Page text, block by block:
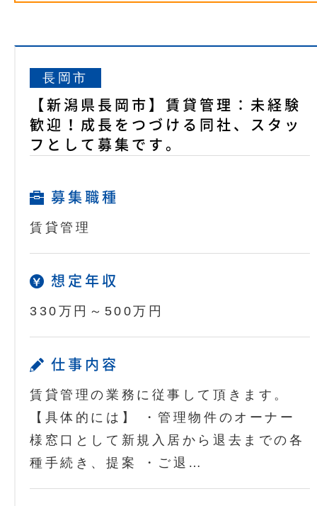
長岡市
【新潟県長岡市】賃貸管理：未経験
歓迎！成長をつづける同社、スタッ
フとして募集です。
募集職種
賃貸管理
想定年収
330万円～500万円
仕事内容
賃貸管理の業務に従事して頂きます。
【具体的には】 ・管理物件のオーナー
様窓口として新規入居から退去までの各
種手続き、提案 ・ご退…